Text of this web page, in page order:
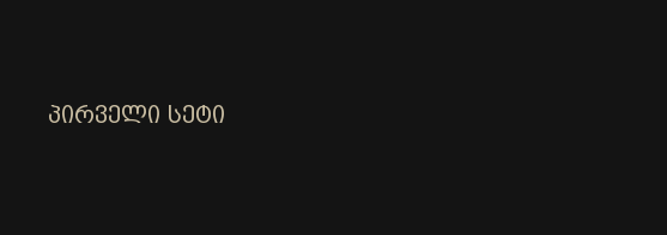
ᲞᲘᲠᲕᲔᲚᲘ ᲡᲔᲢᲘ